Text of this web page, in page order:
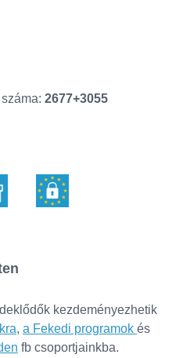
2677+3055
kezdeményezhetik
, a Fekedi programok és
fb csoportjainkba.